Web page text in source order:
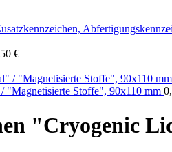
€
"Magnetisierte Stoffe", 90x110 mm
"Cryogenic